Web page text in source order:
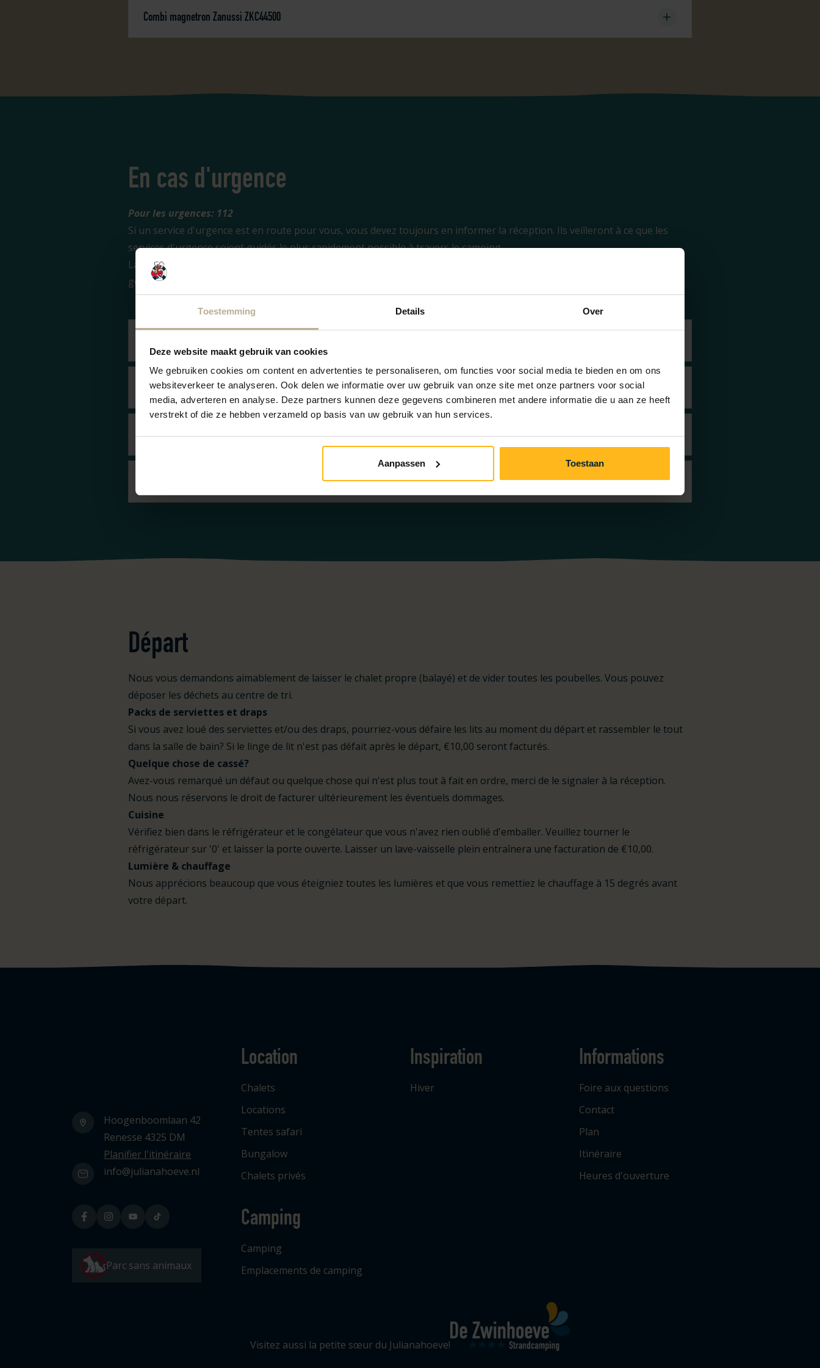
Toestemming Details Over
Deze website maakt gebruik van cookies
We gebruiken cookies om content en advertenties te personaliseren, om functies voor social media te bieden en om ons
websiteverkeer te analyseren. Ook delen we informatie over uw gebruik van onze site met onze partners voor social
media, adverteren en analyse. Deze partners kunnen deze gegevens combineren met andere informatie die u aan ze heeft
verstrekt of die ze hebben verzameld op basis van uw gebruik van hun services.
Aanpassen Toestaan
Combi magnetron Zanussi ZKC44500
En cas d'urgence
Pour les urgences: 112
Si un service d'urgence est en route pour vous, vous devez toujours en informer la réception. Ils veilleront à ce que les
services d'urgence soient guidés le plus rapidement possible à travers le camping.
La réception est fermée? Appelez via l'interphone à la barrière (entrée principale). Celui-ci est toujours en contact avec le
gérant de service. Un défibrillateur (DAE) est disponible à la réception.
Permanence médicale Schouwen Duiveland
Dentiste
Départ
Nous vous demandons aimablement de laisser le chalet propre (balayé) et de vider toutes les poubelles. Vous pouvez
déposer les déchets au centre de tri.
Packs de serviettes et draps
Si vous avez loué des serviettes et/ou des draps, pourriez-vous défaire les lits au moment du départ et rassembler le tout
dans la salle de bain? Si le linge de lit n'est pas défait après le départ, €10,00 seront facturés.
Quelque chose de cassé?
Avez-vous remarqué un défaut ou quelque chose qui n'est plus tout à fait en ordre, merci de le signaler à la réception.
Nous nous réservons le droit de facturer ultérieurement les éventuels dommages.
Cuisine
Vérifiez bien dans le réfrigérateur et le congélateur que vous n'avez rien oublié d'emballer. Veuillez tourner le
réfrigérateur sur '0' et laisser la porte ouverte. Laisser un lave-vaisselle plein entraînera une facturation de €10,00.
Lumière & chauffage
Nous apprécions beaucoup que vous éteigniez toutes les lumières et que vous remettiez le chauffage à 15 degrés avant
votre départ.
Hoogenboomlaan 42
Renesse 4325 DM
Planifier l'itinéraire
info@julianahoeve.nl
Parc sans animaux
Location
Chalets
Locations
Tentes safari
Bungalow
Chalets privés
Camping
Camping
Emplacements de camping
Inspiration
Hiver
Informations
Foire aux questions
Contact
Plan
Itinéraire
Heures d'ouverture
Visitez aussi la petite sœur du Julianahoeve!